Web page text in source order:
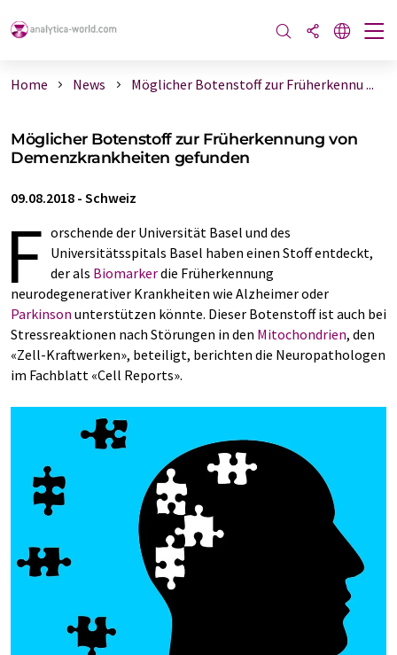
Home News Möglicher Botenstoff zur Früherkennu ...
Möglicher Botenstoff zur Früherkennung von
Demenzkrankheiten gefunden
09.08.2018 - Schweiz
F orschende der Universität Basel und des
Universitätsspitals Basel haben einen Stoff entdeckt,
der als Biomarkerdie Früherkennung
neurodegenerativer Krankheiten wie Alzheimer oder
Parkinson unterstützen könnte. Dieser Botenstoff ist auch bei
Stressreaktionen nach Störungen in den Mitochondrien, den
«Zell-Kraftwerken», beteiligt, berichten die Neuropathologen
im Fachblatt «Cell Reports».